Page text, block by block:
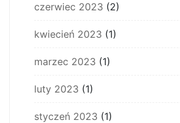
czerwiec 2023 (2)
kwiecień 2023 (1)
marzec 2023 (1)
luty 2023 (1)
styczeń 2023 (1)